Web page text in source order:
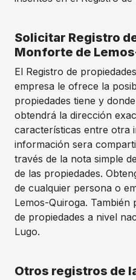
Solicitar Registro
Monforte de
El Registro de
empresa le ofrece la
propiedades tiene y
obtendrá la dirección
características entre otra
información sera
través de la nota simple
de las propiedades.
de cualquier persona o
Lemos-Quiroga. También
de propiedades a nivel
Lugo.
Otros registros de